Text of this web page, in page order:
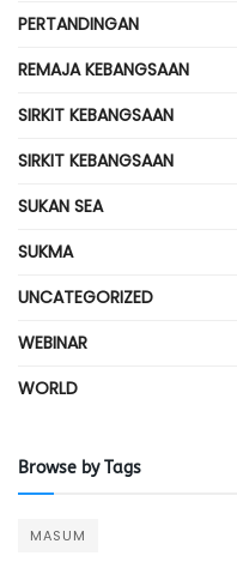
PERTANDINGAN
REMAJA KEBANGSAAN
SIRKIT KEBANGSAAN
SIRKIT KEBANGSAAN
SUKAN SEA
SUKMA
UNCATEGORIZED
WEBINAR
WORLD
Browse by Tags
MASUM